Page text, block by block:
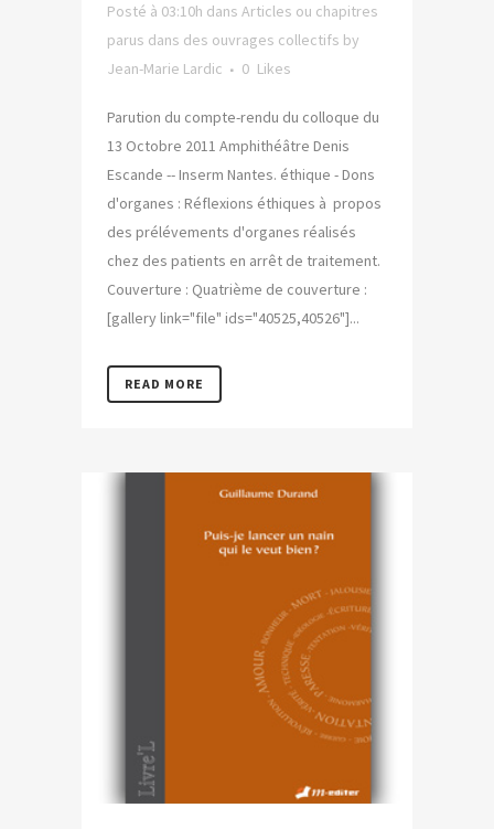
Posté à 03:10h dans Articles ou chapitres
parus dans des ouvrages collectifs by
Jean-Marie Lardic
0 Likes
Parution du compte-rendu du colloque du
13 Octobre 2011 Amphithéâtre Denis
Escande -- Inserm Nantes. éthique - Dons
d'organes : Réflexions éthiques à propos
des prélévements d'organes réalisés
chez des patients en arrêt de traitement.
Couverture : Quatrième de couverture :
[gallery link="file" ids="40525,40526"]...
READ MORE